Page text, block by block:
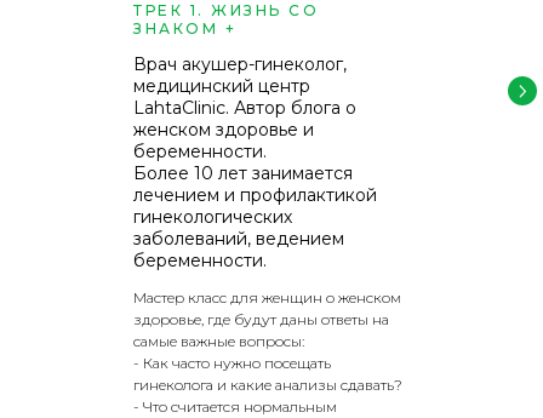
ТРЕК 1. ЖИЗНЬ СО
ЗНАКОМ +
Врач акушер-гинеколог,
медицинский центр
LahtaClinic. Автор блога о
женском здоровье и
беременности.
Более 10 лет занимается
лечением и профилактикой
гинекологических
заболеваний, ведением
беременности.
Мастер класс для женщин о женском
здоровье, где будут даны ответы на
самые важные вопросы:
- Как часто нужно посещать
гинеколога и какие анализы сдавать?
- Что считается нормальным